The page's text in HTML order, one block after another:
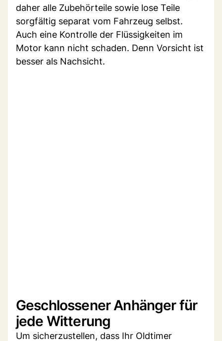
daher alle Zubehörteile sowie lose Teile
sorgfältig separat vom Fahrzeug selbst.
Auch eine Kontrolle der Flüssigkeiten im
Motor kann nicht schaden. Denn Vorsicht ist
besser als Nachsicht.
Geschlossener Anhänger für
jede Witterung
Um sicherzustellen, dass Ihr Oldtimer